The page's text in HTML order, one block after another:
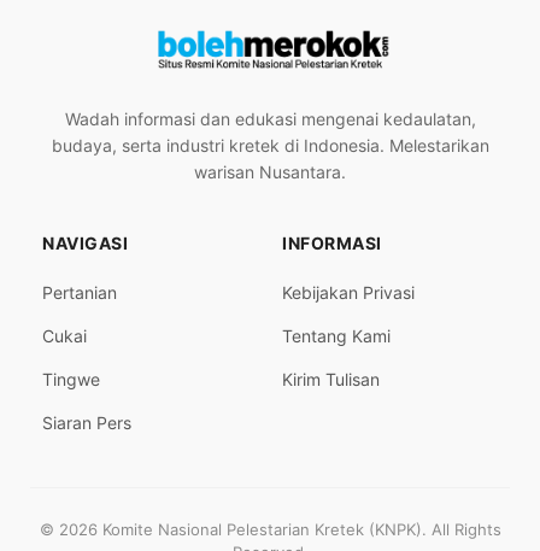
Wadah informasi dan edukasi mengenai kedaulatan,
budaya, serta industri kretek di Indonesia. Melestarikan
warisan Nusantara.
NAVIGASI
Pertanian
Cukai
Tingwe
Siaran Pers
INFORMASI
Kebijakan Privasi
Tentang Kami
Kirim Tulisan
© 2026 Komite Nasional Pelestarian Kretek (KNPK). All Rights